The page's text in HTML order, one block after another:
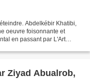
Abdelkébir Khatibi,
oeuvre foisonnante et
en passant par L'Art